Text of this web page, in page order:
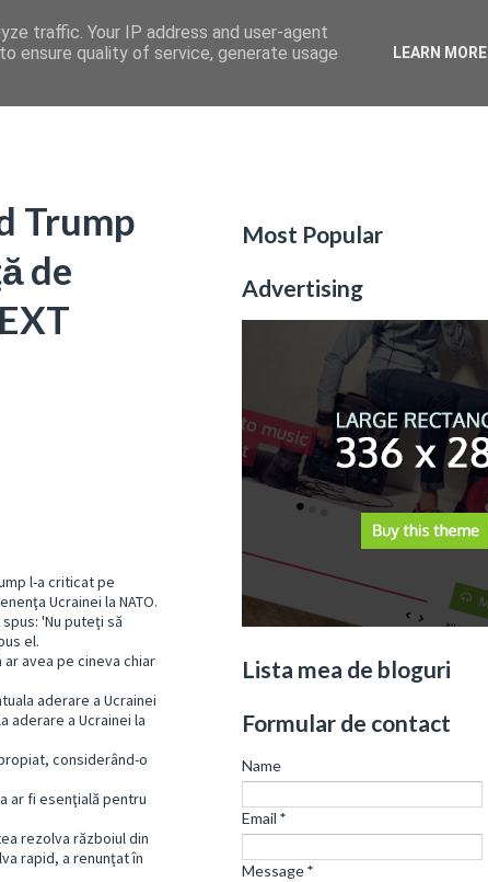
Trump
de
l-a criticat pe
Ucrainei la NATO.
'Nu puteţi să
el.
ar avea pe cineva chiar
aderare a Ucrainei
aderare a Ucrainei la
considerând-o
ar fi esenţială pentru
rezolva războiul din
rapid, a renunţat în
Most Popular
Advertising
Lista mea de bloguri
Formular de contact
Name
Email *
Message*
traffic. Your IP address and user-agent
ensure quality of service, generate usage
LEARN MORE